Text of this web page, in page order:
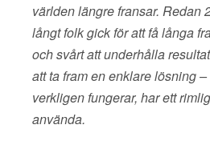
världen längre fransar. Redan
långt folk gick för att få långa
och svårt att underhålla
att ta fram en enklare lösning
verkligen fungerar, har ett
använda.